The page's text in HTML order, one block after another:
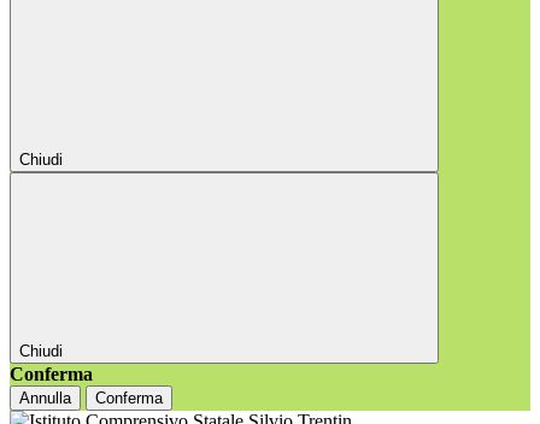
Chiudi
Chiudi
Conferma
Annulla Conferma